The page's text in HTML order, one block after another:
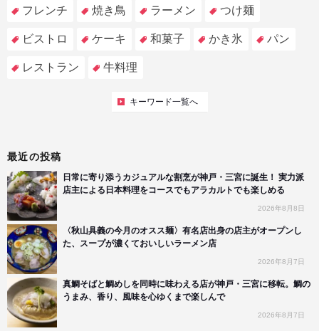
フレンチ 焼き鳥 ラーメン つけ麺
ビストロ ケーキ 和菓子 かき氷 パン
レストラン 牛料理
キーワード一覧へ
最近の投稿
日常に寄り添うカジュアルな割烹が神戸・三宮に誕生！ 実力派
店主による日本料理をコースでもアラカルトでも楽しめる
2026年8月8日
〈秋山具義の今月のオスス麺〉有名店出身の店主がオープンし
た、スープが濃くておいしいラーメン店
2026年8月7日
真鯛そばと鯛めしを同時に味わえる店が神戸・三宮に移転。鯛の
うまみ、香り、風味を心ゆくまで楽しんで
2026年8月7日